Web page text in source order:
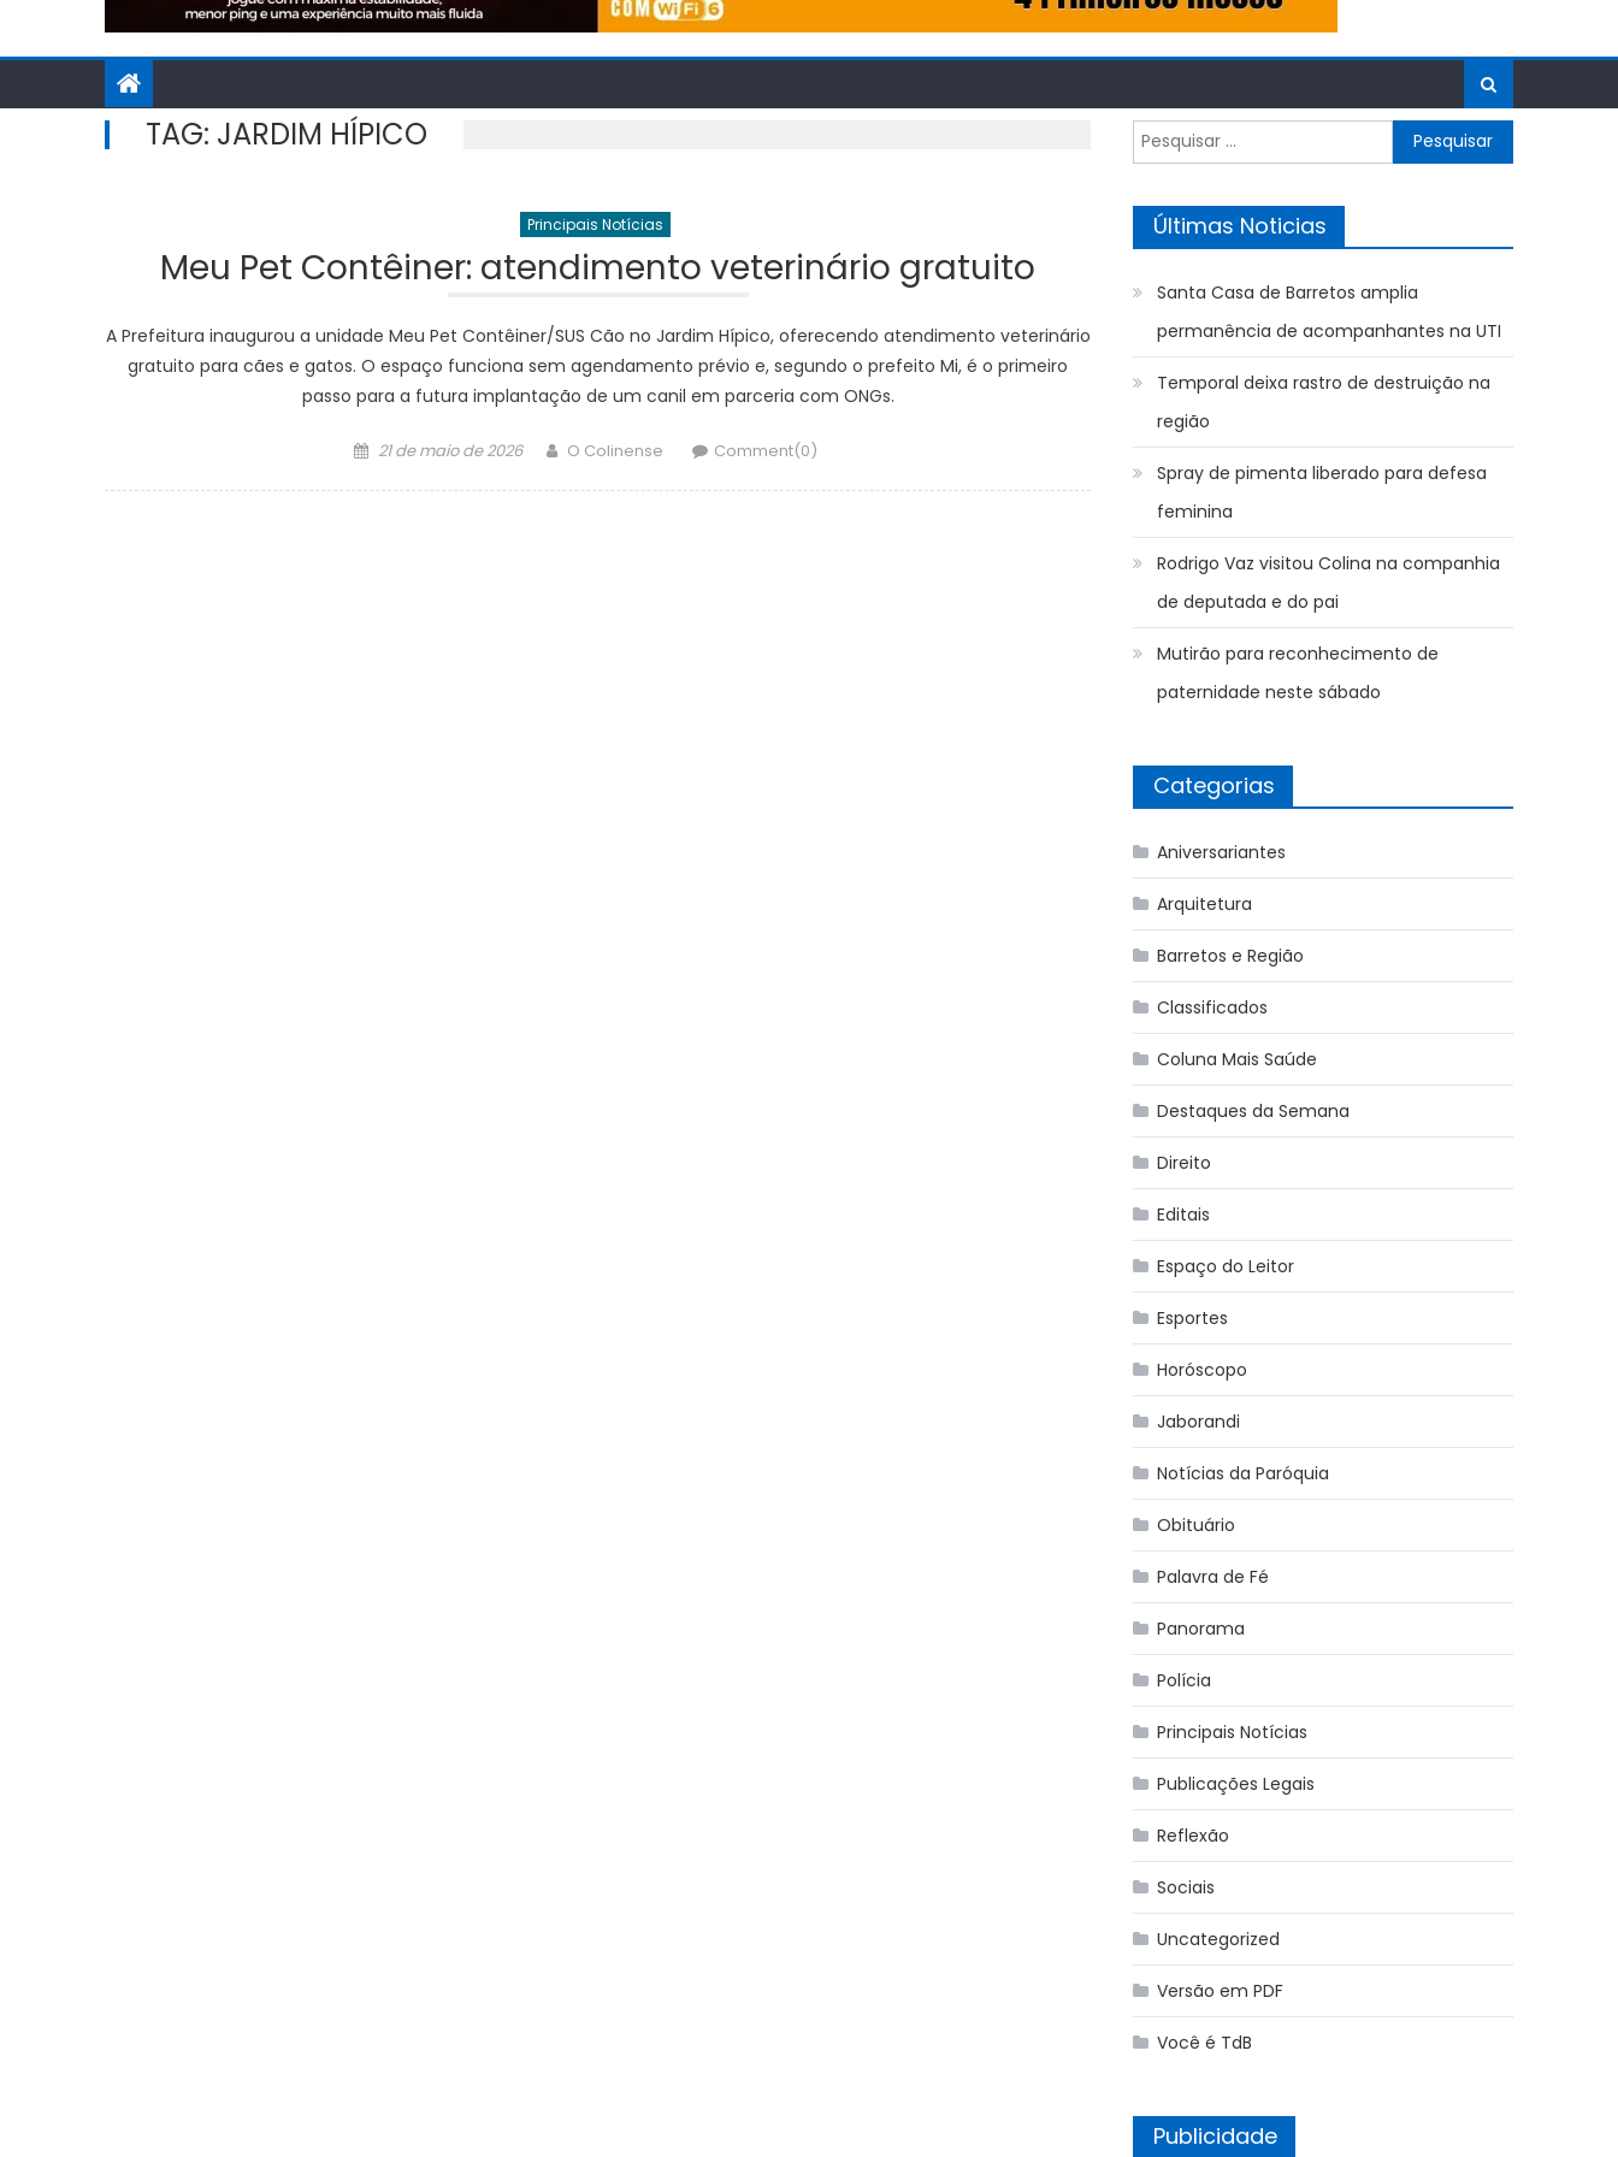
TAG: JARDIM HÍPICO
Principais Notícias
Meu Pet Contêiner: atendimento veterinário gratuito
A Prefeitura inaugurou a unidade Meu Pet Contêiner/SUS Cão no Jardim Hípico, oferecendo atendimento veterinário
gratuito para cães e gatos. O espaço funciona sem agendamento prévio e, segundo o prefeito Mi, é o primeiro
passo para a futura implantação de um canil em parceria com ONGs.
Posted
21 de maio de 2026 Author
O Colinense Comment(0)
Pesquisar
por:
Últimas Noticias
Santa Casa de Barretos amplia
permanência de acompanhantes na UTI
Temporal deixa rastro de destruição na
região
Spray de pimenta liberado para defesa
feminina
Rodrigo Vaz visitou Colina na companhia
de deputada e do pai
Mutirão para reconhecimento de
paternidade neste sábado
Categorias
Aniversariantes
Arquitetura
Barretos e Região
Classificados
Coluna Mais Saúde
Destaques da Semana
Direito
Editais
Espaço do Leitor
Esportes
Horóscopo
Jaborandi
Notícias da Paróquia
Obituário
Palavra de Fé
Panorama
Polícia
Principais Notícias
Publicações Legais
Reflexão
Sociais
Uncategorized
Versão em PDF
Você é TdB
Publicidade